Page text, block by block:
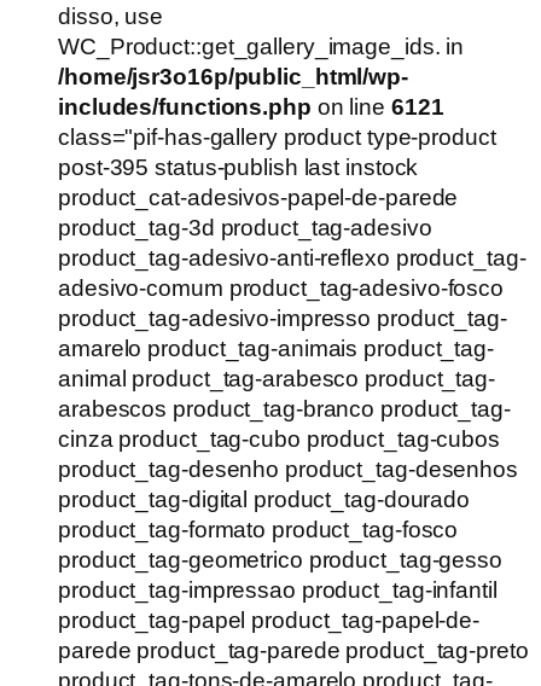
R$54,90.
disso, use
WC_Product::get_gallery_image_ids. in
/home/jsr3o16p/public_html/wp-
includes/functions.php on line 6121
class="pif-has-gallery product type-product
post-395 status-publish last instock
product_cat-adesivos-papel-de-parede
product_tag-3d product_tag-adesivo
product_tag-adesivo-anti-reflexo product_tag-
adesivo-comum product_tag-adesivo-fosco
product_tag-adesivo-impresso product_tag-
amarelo product_tag-animais product_tag-
animal product_tag-arabesco product_tag-
arabescos product_tag-branco product_tag-
cinza product_tag-cubo product_tag-cubos
product_tag-desenho product_tag-desenhos
product_tag-digital product_tag-dourado
product_tag-formato product_tag-fosco
product_tag-geometrico product_tag-gesso
product_tag-impressao product_tag-infantil
product_tag-papel product_tag-papel-de-
parede product_tag-parede product_tag-preto
product_tag-tons-de-amarelo product_tag-